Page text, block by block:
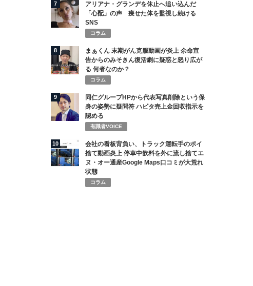
7
アリアナ・グランデを休止へ追い込んだ
「心配」の声 痩せた体を監視し続ける
SNS
コラム
8
まぁくん 末期がん克服動画が炎上 余命宣
告からのみそきん復活劇に疑惑と怒り広が
る 何者なのか？
コラム
9
同仁グループHPから代表写真削除という保
身の姿勢に疑問符 ハビタ売上金回収指示を
認める
有識者VOICE
10
会社の看板背負い、トラック運転手のポイ
捨て動画炎上 停車中飲料を外に流し捨てエ
ヌ・オー通産Google Maps口コミが大荒れ
状態
コラム